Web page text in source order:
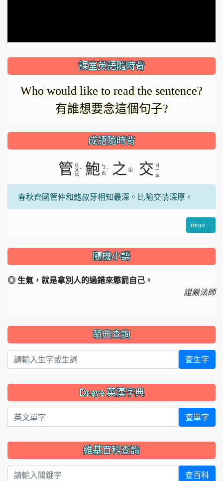
課室英語隨時背
Who would like to read the sentence?
有誰想要念這個句子?
成語隨時背
管 ㄍ
ㄨ
ㄢ
ˇ 鮑 ㄅ
ㄠ ˋ 之 ㄓ 交 ㄐ
ㄧ
ㄠ
春秋齊國管仲和鮑叔牙相知最深。比喻交情深厚。
more...
隨機小語
◎ 生氣，就是拿別人的過錯來懲罰自己。
證嚴法師
萌典查詢
查生字
Dr.eye 英漢字典
英文單字 查單字
維基百科查詢
查百科